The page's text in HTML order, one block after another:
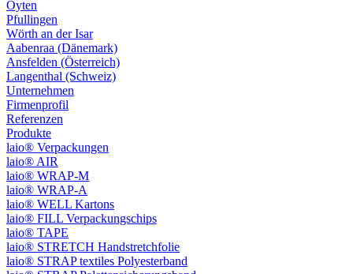
Oyten
Pfullingen
Wörth an der Isar
Aabenraa (Dänemark)
Ansfelden (Österreich)
Langenthal (Schweiz)
Unternehmen
Firmenprofil
Referenzen
Produkte
laio® Verpackungen
laio® AIR
laio® WRAP-M
laio® WRAP-A
laio® WELL Kartons
laio® FILL Verpackungschips
laio® TAPE
laio® STRETCH Handstretchfolie
laio® STRAP textiles Polyesterband